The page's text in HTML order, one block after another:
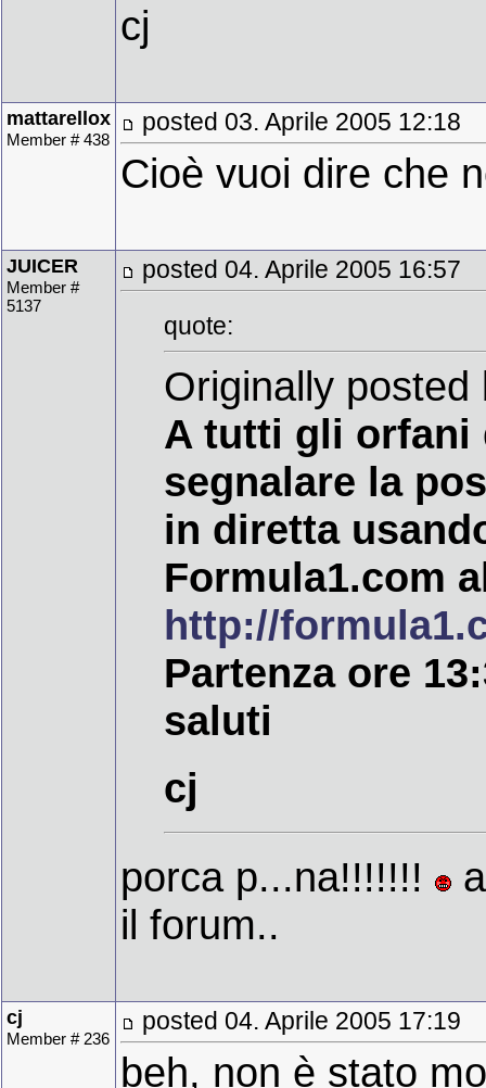
cj
mattarellox
Member # 438
posted 03. Aprile 2005 12:18
Cioè vuoi dire che
JUICER
Member #
5137
posted 04. Aprile 2005 16:57
quote:
Originally posted
A tutti gli orfani
segnalare la
in diretta
Formula1.com
http://
Partenza ore
saluti
cj
porca p...na!!!!!!!
il forum..
cj
Member # 236
posted 04. Aprile 2005 17:19
beh, non è stato